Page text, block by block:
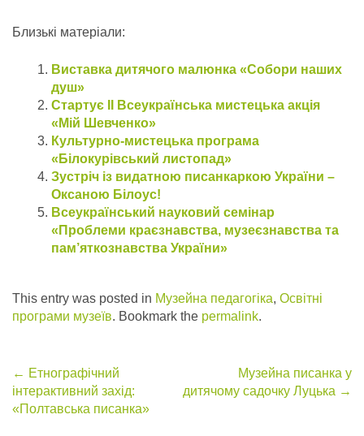
Близькі матеріали:
Виставка дитячого малюнка «Собори наших
душ»
Стартує ІІ Всеукраїнська мистецька акція
«Мій Шевченко»
Культурно-мистецька програма
«Білокурівський листопад»
Зустріч із видатною писанкаркою України –
Оксаною Білоус!
Всеукраїнський науковий семінар
«Проблеми краєзнавства, музеєзнавства та
пам’яткознавства України»
This entry was posted in Музейна педагогіка, Освітні
програми музеїв. Bookmark the permalink.
Post
navigation
← Етнографічний
інтерактивний захід:
«Полтавська писанка»
Музейна писанка у
дитячому садочку Луцька →